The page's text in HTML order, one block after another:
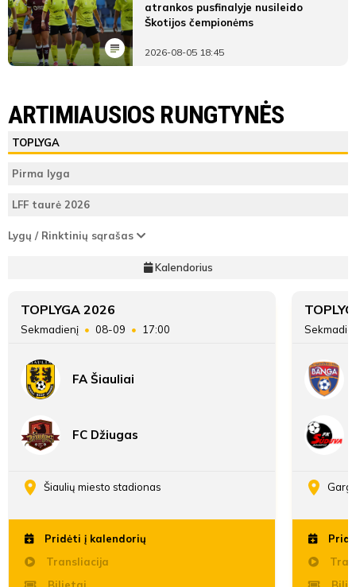
atrankos pusfinalyje nusileido
Škotijos čempionėms
2026-08-05 18:45
ARTIMIAUSIOS RUNGTYNĖS
TOPLYGA
Pirma lyga
LFF taurė 2026
Lygų / Rinktinių sąrašas
Kalendorius
TOPLYGA 2026
Sekmadienį 08-09 17:00
FA Šiauliai
FC Džiugas
Šiaulių miesto stadionas
Pridėti į kalendorių
Transliacija